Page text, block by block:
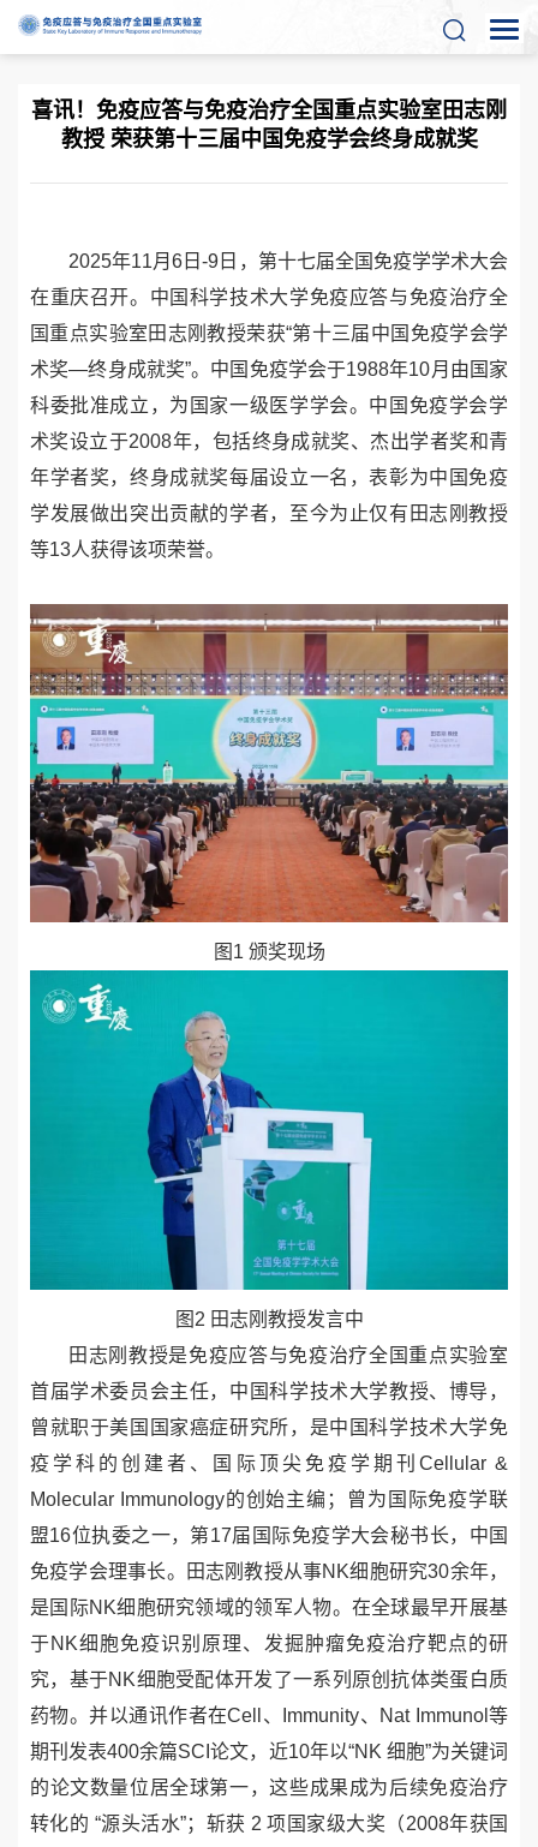
喜讯！免疫应答与免疫治疗全国重点实验室田志刚
教授 荣获第十三届中国免疫学会终身成就奖
2025年11月6 日-9 日 ，第十七届全国免疫学学术大会
在重庆召开。中国科学技术大学免疫应答与免疫治疗全
国重点实验室田志刚教授荣获“第十三届中国免疫学会学
术奖—终身成就奖”。中国免疫学会于1988年10月由国家
科委批准成立，为国家一级医学学会。中国免疫学会学
术奖设立于2008年，包括终身成就奖、杰出学者奖和青
年学者奖，终身成就奖每届设立一名，表彰为中国免疫
学发展做出突出贡献的学者，至今为止仅有田志刚教授
等13人获得该项荣誉。
图 1 颁奖现场
图 2 田志刚教授发言中
田志刚教授是免疫应答与免疫治疗全国重点实验室
首届学术委员会主任，中国科学技术大学教授、博导，
曾就职于美国国家癌症研究所，是中国科学技术大学免
疫学科的创建者、国际顶尖免疫学期刊 Cellular &
Molecular Immunology的创始主编；曾为国际免疫学联
盟16位执委之一，第17届国际免疫学大会秘书长，中国
免疫学会理事长。田志刚教授从事NK细胞研究30余年，
是国际NK细胞研究领域的领军人物。在全球最早开展基
于NK细胞免疫识别原理、发掘肿瘤免疫治疗靶点的研
究，基于NK细胞受配体开发了一系列原创抗体类蛋白质
药物。并以通讯作者在Cell 、 Immunity、 Nat Immunol 等
期刊发表400余篇SCI论文，近10年以“NK 细胞”为关键词
的论文数量位居全球第一，这些成果成为后续免疫治疗
转化的 “源头活水”；斩获 2项国家级大奖（2008年获国